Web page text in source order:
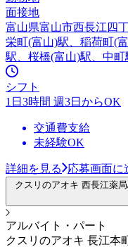
面接地
富山県富山市西長江四
栄町(富山)駅、稲荷町(
駅、桜橋(富山)駅、中
シフト
1日3時間 週3日からOK
交通費支給
未経験OK
詳細を見る 応募画面に
クスリのアオキ 西長江薬
アルバイト・パート
クスリのアオキ 長江本